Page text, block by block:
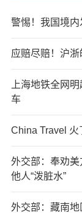
警惕！我国境内
应赔尽赔！沪浙
上海地铁全网
车
China Travel
外交部：奉劝
他人“泼脏水”
外交部：藏南地